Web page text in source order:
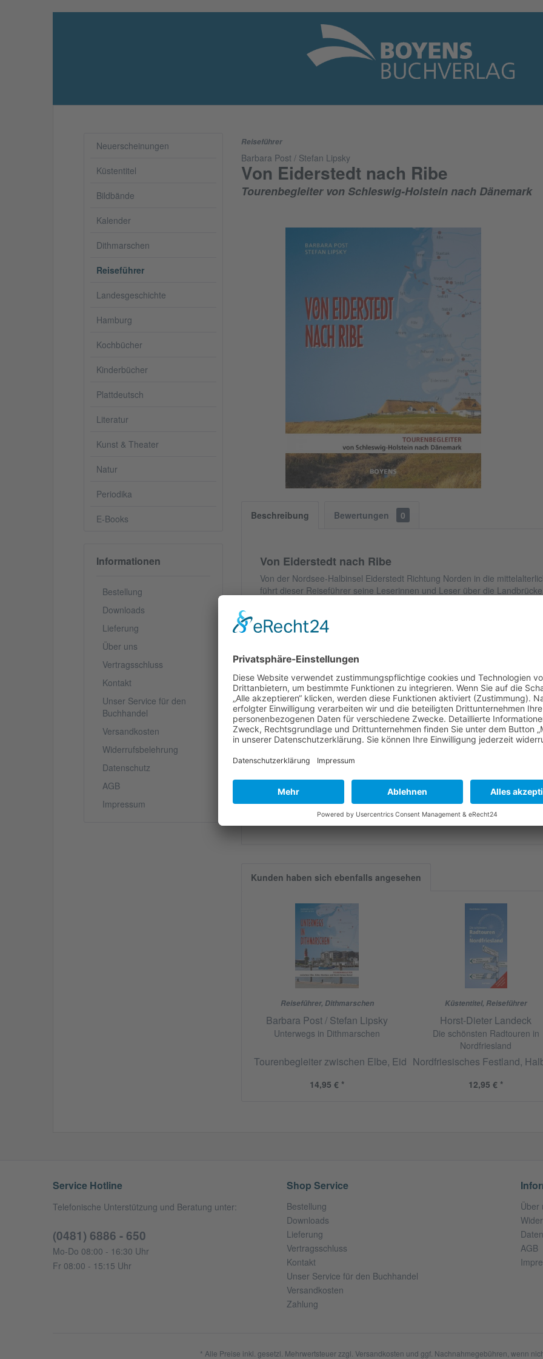
Neuerscheinungen
Küstentitel
Bildbände
Kalender
Dithmarschen
Reiseführer
Landesgeschichte
Hamburg
Kochbücher
Kinderbücher
Plattdeutsch
Literatur
Kunst & Theater
Natur
Periodika
E-Books
Informationen
Bestellung
Downloads
Lieferung
Über uns
Vertragsschluss
Kontakt
Unser Service für den
Buchhandel
Versandkosten
Widerrufsbelehrung
Datenschutz
AGB
Impressum
Reiseführer
Barbara Post / Stefan Lipsky
Von Eiderstedt nach Ribe
Tourenbegleiter von Schleswig-Holstein nach Dänemark
Beschreibung Bewertungen 0
Von Eiderstedt nach Ribe
Von der Nordsee-Halbinsel Eiderstedt Richtung Norden in die
führt dieser Reiseführer seine Leserinnen und Leser über die
und das dänische Jütland liegen. Von Husum, der überhaupt nicht
und Sehenswürdigkeiten der Halbinsel Eiderstedt ein. Über
der Nordseeküste Richtung Niebüll und Leck zum Nolde-Museum in
Föhr, Sylt und die Halligen. Über Tønder (Tondern) mit seinem
Møgeltønder. Nach Ballum und Skaerbek (Scherrebek) dann auf die
der Reise ist der Besuch in der alten Handelsstadt Ribe mit ihrem Dom
Altstadtstraßen.
Autor:
Barbara Post / Stefan
Lipsky
Veröffentlichung:
15.04.2021
Format:
150 mm x 200 mm
Seiten:
Weiterführende Links zu "Von Eiderstedt nach Ribe"
Fragen zum Artikel?
Weitere Artikel von Boyens Buchverlag
Kunden haben sich ebenfalls angesehen
Reiseführer, Dithmarschen
Barbara Post / Stefan Lipsky
Unterwegs in Dithmarschen
Tourenbegleiter zwischen Elbe, Eider, Nordsee und Nord-Ostsee-
14,95 € *
Küstentitel, Reiseführer
Horst-Dieter Landeck
Die schönsten Radtouren in
Nordfriesland
Nordfriesisches Festland,
12,95 € *
Service Hotline
Telefonische Unterstützung und Beratung unter:
(0481) 6886 - 650
Mo-Do 08:00 - 16:30 Uhr
Fr 08:00 - 15:15 Uhr
Shop Service
Bestellung
Downloads
Lieferung
Vertragsschluss
Kontakt
Unser Service für den Buchhandel
Versandkosten
Zahlung
Über
AGB
* Alle Preise inkl. gesetzl. Mehrwertsteuer zzgl. Versandkosten und ggf. Nachnahmegebühren, wenn